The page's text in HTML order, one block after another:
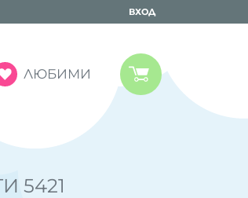
ВХОД
ЛЮБИМИ
5421